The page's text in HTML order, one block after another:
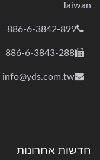
Taiwan
886-6-3842-899
886-6-3843-288
info@yds.com.tw
חדשות אחרונות